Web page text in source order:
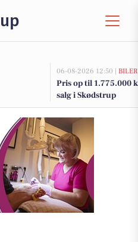
06-08-2026 12:50 | BILER
Pris op til 1.775.000
salg i Skødstrup
pattegris hver tirsdag fra kl. 16